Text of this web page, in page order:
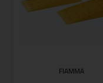
FIAMMA